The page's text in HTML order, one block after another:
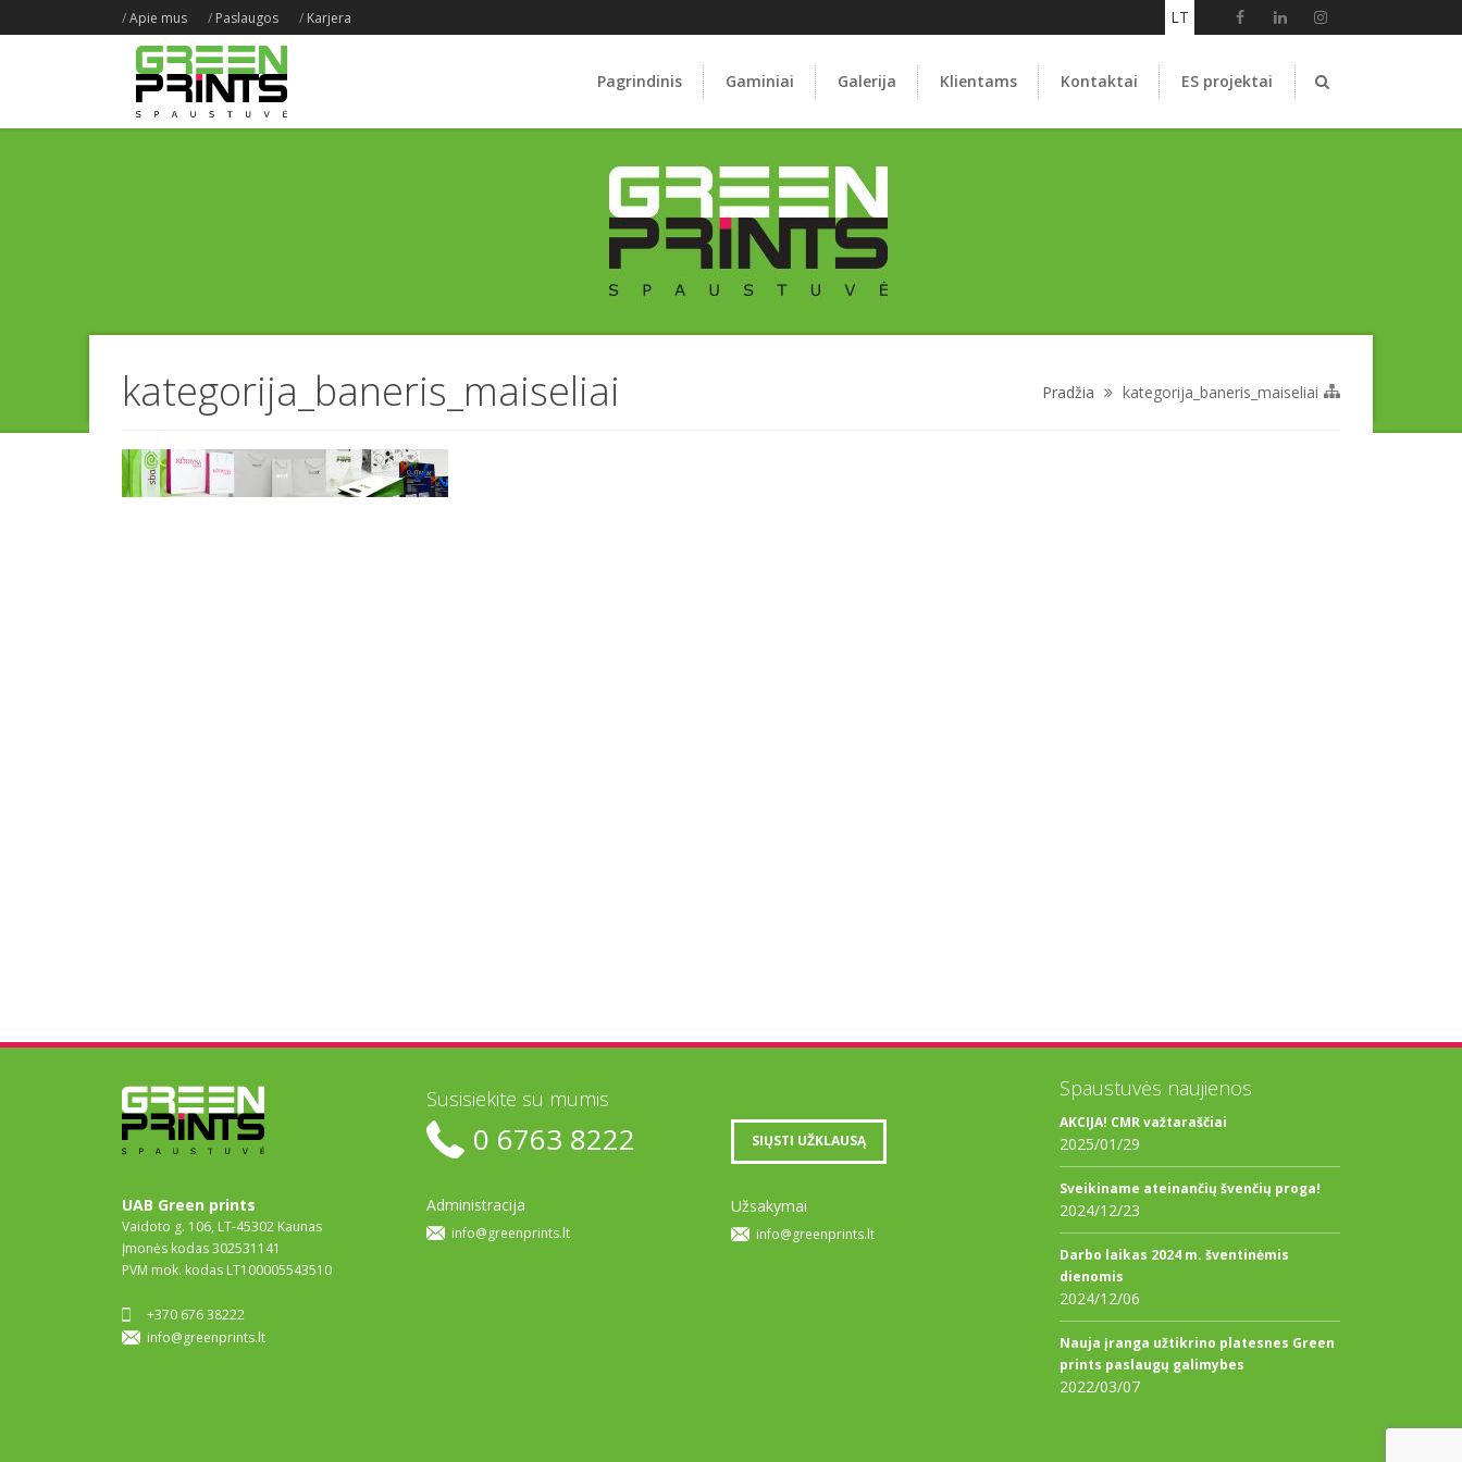
/Apie mus / Paslaugos / Karjera LT
Pagrindinis Gaminiai Galerija Klientams Kontaktai ES projektai
kategorija_baneris_maiseliai Pradžia kategorija_baneris_maiseliai
UAB Green prints
Vaidoto g. 106, LT-45302 Kaunas
Įmonės kodas 302531141
PVM mok. kodas LT100005543510
+370 676 38222
info@greenprints.lt
Susisiekite su mumis
0 6763 8222
Administracija
info@greenprints.lt
SIŲSTI UŽKLAUSĄ
Užsakymai
info@greenprints.lt
Spaustuvės naujienos
AKCIJA! CMR važtaraščiai
2025/01/29
Sveikiname ateinančių švenčių proga!
2024/12/23
Darbo laikas 2024 m. šventinėmis
dienomis
2024/12/06
Nauja įranga užtikrino platesnes Green
prints paslaugų galimybes
2022/03/07